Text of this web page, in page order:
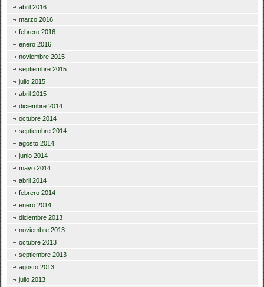
abril 2016
marzo 2016
febrero 2016
enero 2016
noviembre 2015
septiembre 2015
julio 2015
abril 2015
diciembre 2014
octubre 2014
septiembre 2014
agosto 2014
junio 2014
mayo 2014
abril 2014
febrero 2014
enero 2014
diciembre 2013
noviembre 2013
octubre 2013
septiembre 2013
agosto 2013
julio 2013